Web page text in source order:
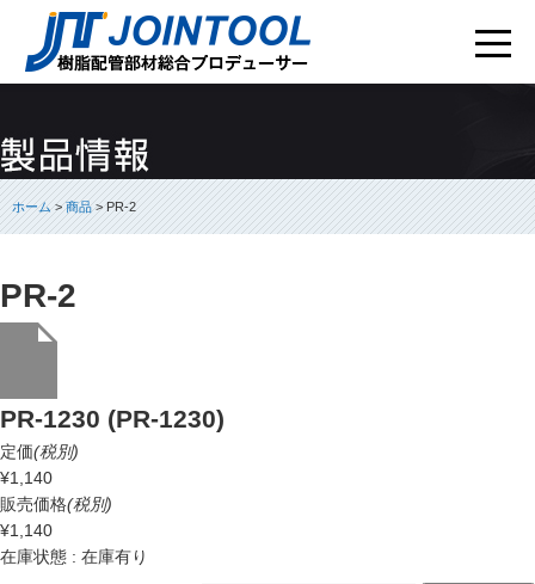
ホーム>商品> PR-2
PR-2
PR-1230 (PR-1230)
定価(税別)
¥1,140
販売価格(税別)
¥1,140
在庫状態 : 在庫有り